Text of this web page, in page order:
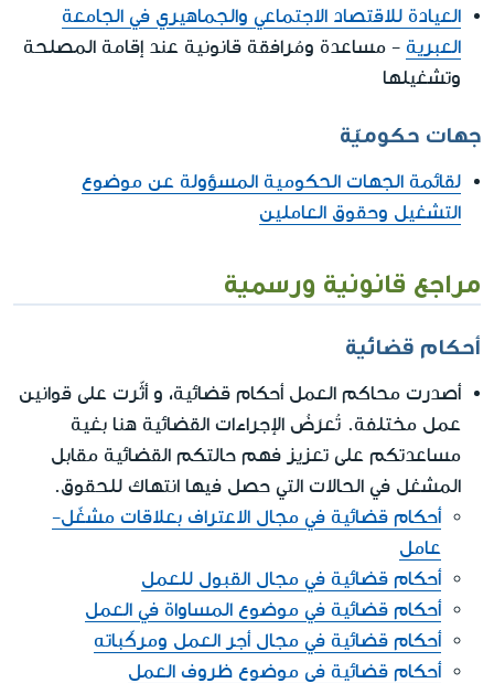
العيادة للاقتصاد الاجتماعي والجماهيري في الجامعة
العبرية - مساعدة ومُرافقة قانونية عند إقامة المصلحة
وتشغيلها
جهات حكوميّة
لقائمة الجهات الحكومية المسؤولة عن موضوع
التشغيل وحقوق العاملين
مراجع قانونية ورسمية
أحكام قضائية
أصدرت محاكم العمل أحكام قضائية، و أثّرت على قوانين
عمل مختلفة. تُعرَضُ الإجراءات القضائية هنا بغية
مساعدتكم على تعزيز فهم حالتكم القضائية مقابل
المشغل في الحالات التي حصل فيها انتهاك للحقوق.
أحكام قضائية في مجال الاعتراف بعلاقات مشغّل-
عامل
أحكام قضائية في مجال القبول للعمل
أحكام قضائية في موضوع المساواة في العمل
أحكام قضائية في مجال أجر العمل ومركّباته
أحكام قضائية في موضوع ظروف العمل